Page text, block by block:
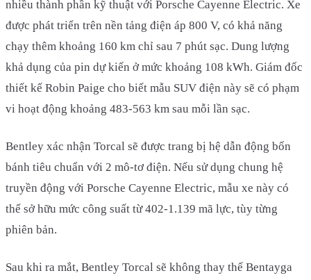
nhiều thành phần kỹ thuật với Porsche Cayenne Electric. Xe
được phát triển trên nền tảng điện áp 800 V, có khả năng
chạy thêm khoảng 160 km chỉ sau 7 phút sạc. Dung lượng
khả dụng của pin dự kiến ở mức khoảng 108 kWh. Giám đốc
thiết kế Robin Paige cho biết mẫu SUV điện này sẽ có phạm
vi hoạt động khoảng 483-563 km sau mỗi lần sạc.
Bentley xác nhận Torcal sẽ được trang bị hệ dẫn động bốn
bánh tiêu chuẩn với 2 mô-tơ điện. Nếu sử dụng chung hệ
truyền động với Porsche Cayenne Electric, mẫu xe này có
thể sở hữu mức công suất từ 402-1.139 mã lực, tùy từng
phiên bản.
Sau khi ra mắt, Bentley Torcal sẽ không thay thế Bentayga